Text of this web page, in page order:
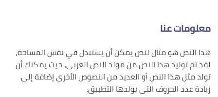
معلومات عنا
هذا النص هو مثال لنص يمكن أن يستبدل في نفس المساحة،
لقد تم توليد هذا النص من مولد النص العربى، حيث يمكنك أن
تولد مثل هذا النص أو العديد من النصوص الأخرى إضافة إلى
زيادة عدد الحروف التى يولدها التطبيق.